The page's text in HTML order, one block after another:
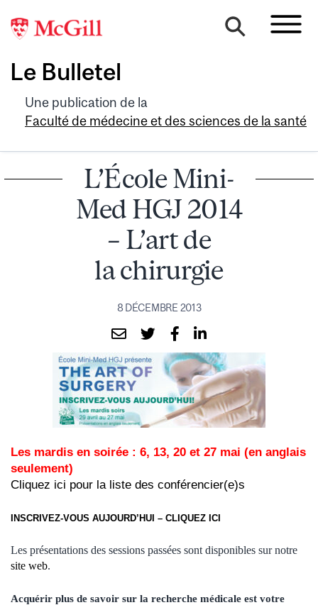
Le Bulletel
Une publication de la
Faculté de médecine et des sciences de la santé
L’École Mini-
Med HGJ 2014
– L’art de
la chirurgie
8 DÉCEMBRE 2013
Les mardis en soirée : 6, 13, 20 et 27 mai (en anglais
seulement)
Cliquez ici pour la liste des conférencier(e)s
INSCRIVEZ-VOUS AUJOURD’HUI – CLIQUEZ ICI
Les présentations des sessions passées sont disponibles sur notre
site web.
Acquérir plus de savoir sur la recherche médicale est votre